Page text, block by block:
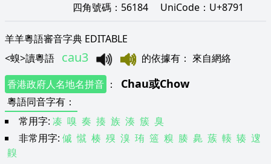
四角號碼： 56184 UniCode： U+8791
羊羊粵語審音字典 EDITABLE
<螑>讀粵語 cau3 的依據有 ： 來自網絡
香港政府人名地名拼音 ： Chau或Chow
粵語同音字有 ：
常用字: 凑 嗅 奏 揍 族 湊 簇 臭
非常用字: 傶 憱 楱 殠 溴 珛 簉 糗 腠 臰 蔟 輳 辏 遚
齅